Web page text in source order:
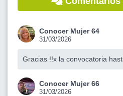
Conocer Mujer 64
31/03/2026
Gracias !!x la convocatoria
Conocer Mujer 66
31/03/2026